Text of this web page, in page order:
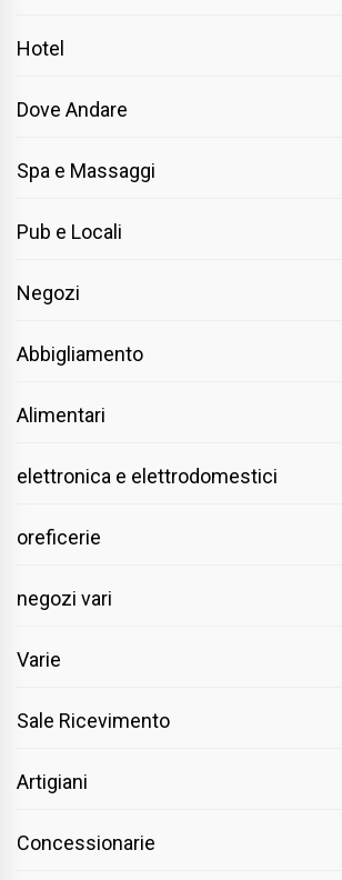
Hotel
Dove Andare
Spa e Massaggi
Pub e Locali
Negozi
Abbigliamento
Alimentari
elettronica e elettrodomestici
oreficerie
negozi vari
Varie
Sale Ricevimento
Artigiani
Concessionarie